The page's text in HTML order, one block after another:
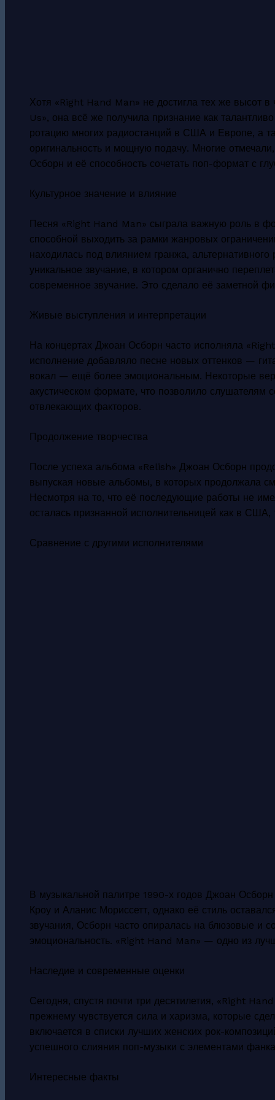
Хотя «Right Hand Man» не достигла тех же высот
Us», она всё же получила признание как
ротацию многих радиостанций в США и Европе, а
оригинальность и мощную подачу. Многие
Осборн и её способность сочетать поп-формат с
Культурное значение и влияние
Песня «Right Hand Man» сыграла важную роль в
способной выходить за рамки жанровых
находилась под влиянием гранжа,
уникальное звучание, в котором органично
современное звучание. Это сделало её заметной
Живые выступления и интерпретации
На концертах Джоан Осборн часто исполняла
исполнение добавляло песне новых оттенков —
вокал — ещё более эмоциональным. Некоторые
акустическом формате, что позволило слушателям
отвлекающих факторов.
Продолжение творчества
После успеха альбома «Relish» Джоан Осборн
выпуская новые альбомы, в которых продолжала
Несмотря на то, что её последующие работы не
осталась признанной исполнительницей как в США,
Сравнение с другими исполнителями
В музыкальной палитре 1990-х годов Джоан
Кроу и Аланис Мориссетт, однако её стиль
звучания, Осборн часто опиралась на блюзовые и
эмоциональность. «Right Hand Man» — одно из
Наследие и современные оценки
Сегодня, спустя почти три десятилетия, «Right
прежнему чувствуется сила и харизма, которые
включается в списки лучших женских рок-
успешного слияния поп-музыки с элементами
Интересные факты